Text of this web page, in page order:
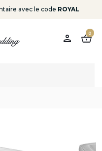
avec le code ROYAL
person shopping_basket
0